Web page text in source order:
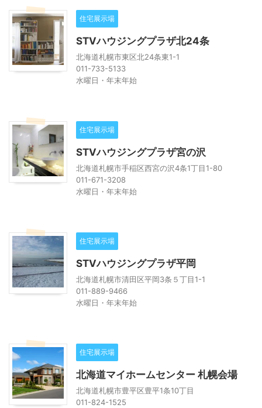
住宅展示場
STVハウジングプラザ北24条
北海道札幌市東区北24条東1-1
011-733-5133
水曜日・年末年始
住宅展示場
STVハウジングプラザ宮の沢
北海道札幌市手稲区西宮の沢4条1丁目1-80
011-671-3208
水曜日・年末年始
住宅展示場
STVハウジングプラザ平岡
北海道札幌市清田区平岡3条５丁目1-1
011-889-9466
水曜日・年末年始
住宅展示場
北海道マイホームセンター 札幌会場
北海道札幌市豊平区豊平1条10丁目
011-824-1525